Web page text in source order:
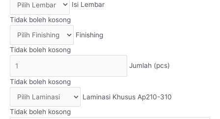
Isi Lembar
Tidak boleh kosong
Finishing
Tidak boleh kosong
Jumlah (pcs)
Tidak boleh kosong
Laminasi Khusus Ap210-310
Tidak boleh kosong